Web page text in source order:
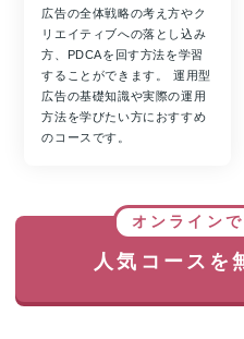
広告の全体戦略の考え方やク
リエイティブへの落とし込み
方、PDCAを回す方法を学習
することができます。 運用型
広告の基礎知識や実際の運用
方法を学びたい方におすすめ
のコースです。
オンライン
人気コースを